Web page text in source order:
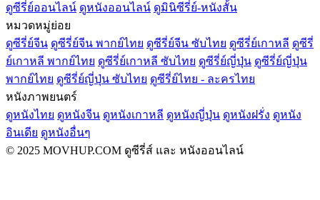
ดูซีรี่ย์ออนไลน์ ดูหนังออนไลน์ ดูมินิซีรี่ย์-หนังสั้น
หมวดหมู่ย่อย
ดูซีรี่ย์จีน ดูซีรี่ย์จีน พากย์ไทย ดูซีรี่ย์จีน ซับไทย ดูซีรี่ย์เกาหลี ดูซีรี่
ย์เกาหลี พากย์ไทย ดูซีรี่ย์เกาหลี ซับไทย ดูซีรี่ย์ญี่ปุ่น ดูซีรี่ย์ญี่ปุ่น
พากย์ไทย ดูซีรี่ย์ญี่ปุ่น ซับไทย ดูซีรี่ย์ไทย - ละครไทย
หนังภาพยนตร์
ดูหนังไทย ดูหนังจีน ดูหนังเกาหลี ดูหนังญี่ปุ่น ดูหนังฝรั่ง ดูหนัง
อินเดีย ดูหนังอื่นๆ
© 2025 MOVHUP.COM ดูซีรี่ส์ และ หนังออนไลน์